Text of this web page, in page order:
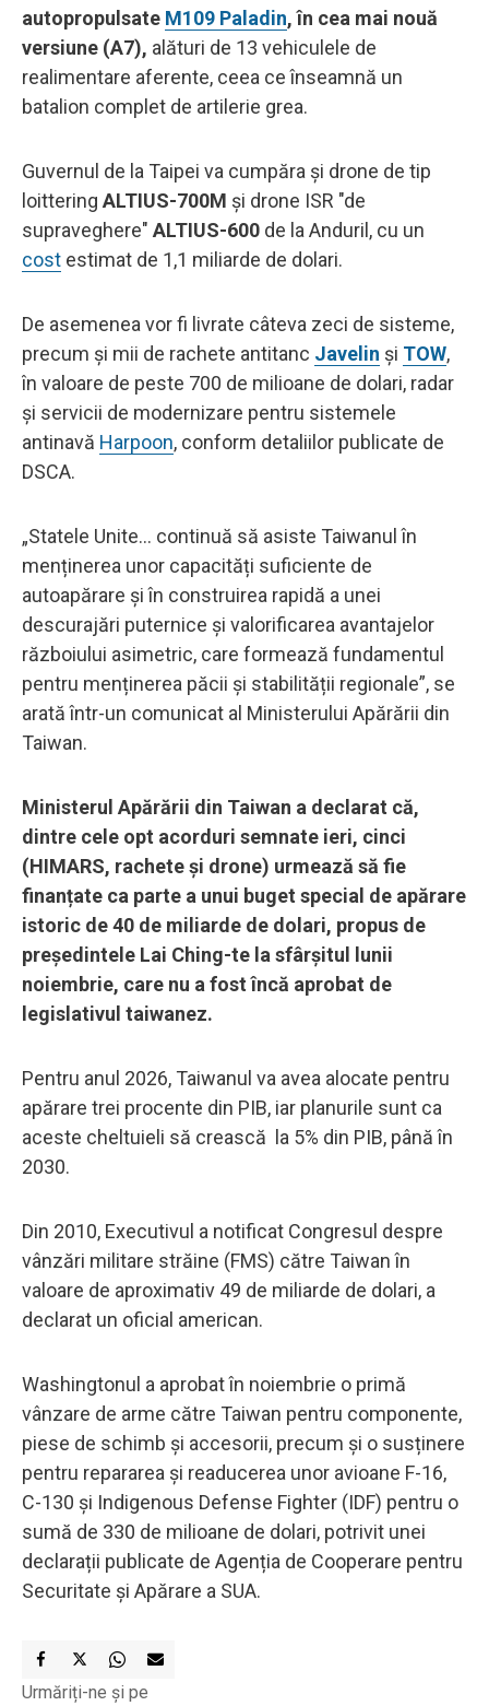
autopropulsate M109 Paladin, în cea mai nouă
versiune (A7), alături de 13 vehiculele de
realimentare aferente, ceea ce înseamnă un
batalion complet de artilerie grea.
Guvernul de la Taipei va cumpăra și drone de tip
loittering ALTIUS-700M și drone ISR "de
supraveghere" ALTIUS-600 de la Anduril, cu un
cost estimat de 1,1 miliarde de dolari.
De asemenea vor fi livrate câteva zeci de sisteme,
precum și mii de rachete antitanc Javelin și TOW,
în valoare de peste 700 de milioane de dolari, radar
și servicii de modernizare pentru sistemele
antinavă Harpoon, conform detaliilor publicate de
DSCA.
„Statele Unite... continuă să asiste Taiwanul în
menținerea unor capacități suficiente de
autoapărare și în construirea rapidă a unei
descurajări puternice și valorificarea avantajelor
războiului asimetric, care formează fundamentul
pentru menținerea păcii și stabilității regionale”, se
arată într-un comunicat al Ministerului Apărării din
Taiwan.
Ministerul Apărării din Taiwan a declarat că,
dintre cele opt acorduri semnate ieri, cinci
(HIMARS, rachete și drone) urmează să fie
finanțate ca parte a unui buget special de apărare
istoric de 40 de miliarde de dolari, propus de
președintele Lai Ching-te la sfârșitul lunii
noiembrie, care nu a fost încă aprobat de
legislativul taiwanez.
Pentru anul 2026, Taiwanul va avea alocate pentru
apărare trei procente din PIB, iar planurile sunt ca
aceste cheltuieli să crească la 5% din PIB, până în
2030.
Din 2010, Executivul a notificat Congresul despre
vânzări militare străine (FMS) către Taiwan în
valoare de aproximativ 49 de miliarde de dolari, a
declarat un oficial american.
Washingtonul a aprobat în noiembrie o primă
vânzare de arme către Taiwan pentru componente,
piese de schimb și accesorii, precum și o susținere
pentru repararea și readucerea unor avioane F-16,
C-130 și Indigenous Defense Fighter (IDF) pentru o
sumă de 330 de milioane de dolari, potrivit unei
declarații publicate de Agenția de Cooperare pentru
Securitate și Apărare a SUA.
Urmăriți-ne și pe